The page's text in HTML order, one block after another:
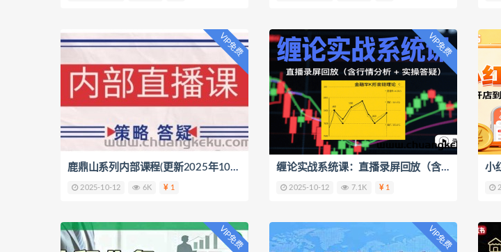
VIP免费
鹿鼎山系列内部课程(更新2025年10月)专注缠论教学，行情分析、学习答疑、机会提示、实操讲解
2025-10-12 6K 1
VIP免费
缠论实战系统课：直播录屏回放（含行情分析 + 实操答疑（更新10月）
2025-10-12 7.1K 1
VIP免费 VIP免费